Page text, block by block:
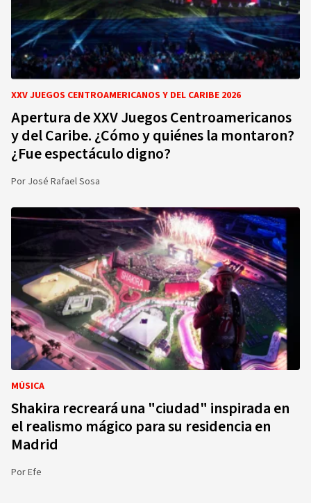
XXV JUEGOS CENTROAMERICANOS Y DEL CARIBE 2026
Apertura de XXV Juegos Centroamericanos
y del Caribe. ¿Cómo y quiénes la montaron?
¿Fue espectáculo digno?
Por José Rafael Sosa
MÚSICA
Shakira recreará una "ciudad" inspirada en
el realismo mágico para su residencia en
Madrid
PorEfe